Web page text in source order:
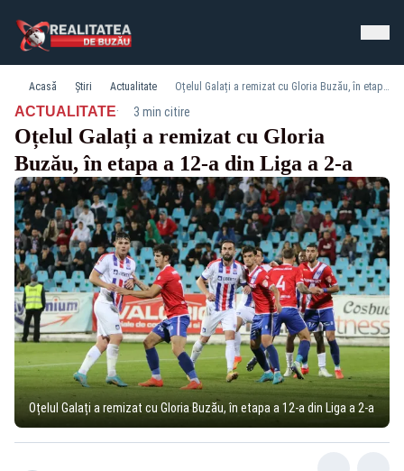
Acasă Știri Actualitate Oțelul Galați a remizat cu Gloria Buzău, în etapa a 12-a din Liga a 2-a
ACTUALITATE· 3 min citire
Oțelul Galați a remizat cu Gloria
Buzău, în etapa a 12-a din Liga a 2-a
Oțelul Galați a remizat cu Gloria Buzău, în etapa a 12-a din Liga a 2-a